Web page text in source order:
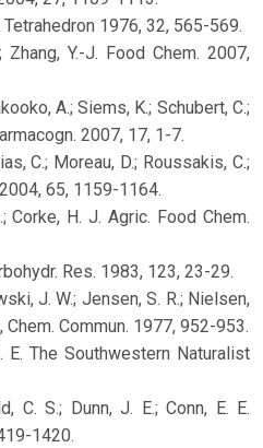
Tetrahedron 1976, 32, 565-569.
Zhang, Y.-J. Food Chem. 2007,
A.; Siems, K.; Schubert, C.;
2007, 17, 1-7.
C.; Moreau, D.; Roussakis, C.;
65, 1159-1164.
Corke, H. J. Agric. Food Chem.
Res. 1983, 123, 23-29.
J. W.; Jensen, S. R.; Nielsen,
Chem. Commun. 1977, 952-953.
E. The Southwestern Naturalist
C. S.; Dunn, J. E.; Conn, E. E.
1420.